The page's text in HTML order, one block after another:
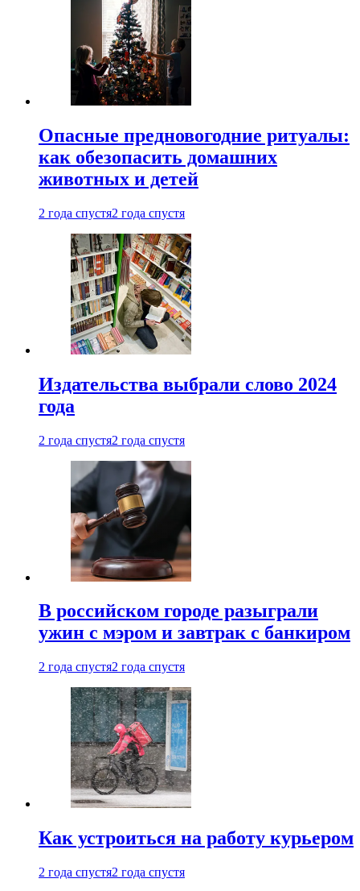
Опасные предновогодние ритуалы:
как обезопасить домашних
животных и детей
2 года спустя2 года спустя
Издательства выбрали слово 2024
года
2 года спустя2 года спустя
В российском городе разыграли
ужин с мэром и завтрак с банкиром
2 года спустя2 года спустя
Как устроиться на работу курьером
2 года спустя2 года спустя